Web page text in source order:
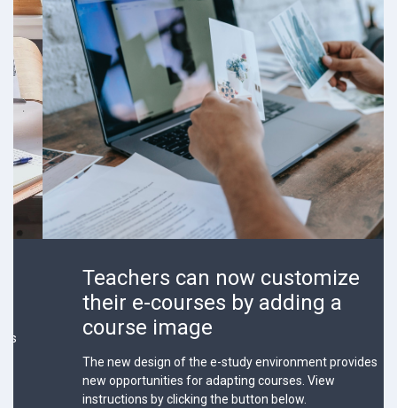
Teachers can now customize
their e-courses by adding a
course image
The new design of the e-study environment provides
new opportunities for adapting courses. View
instructions by clicking the button below.